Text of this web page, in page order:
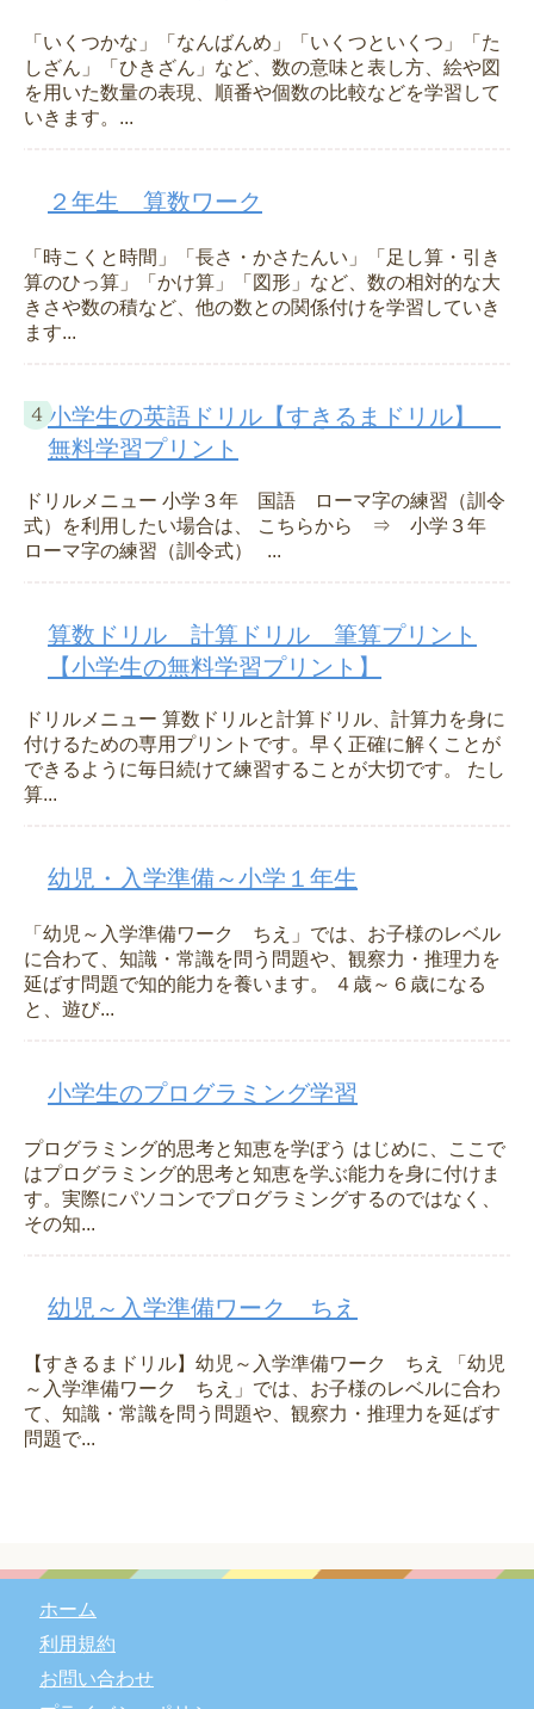
「いくつかな」「なんばんめ」「いくつといくつ」「た
しざん」「ひきざん」など、数の意味と表し方、絵や図
を用いた数量の表現、順番や個数の比較などを学習して
いきます。...
２年生 算数ワーク
「時こくと時間」「長さ・かさたんい」「足し算・引き
算のひっ算」「かけ算」「図形」など、数の相対的な大
きさや数の積など、他の数との関係付けを学習していき
ます...
小学生の英語ドリル【すきるまドリル】
無料学習プリント
ドリルメニュー 小学３年 国語 ローマ字の練習（訓令
式）を利用したい場合は、 こちらから ⇒ 小学３年
ローマ字の練習（訓令式） ...
算数ドリル 計算ドリル 筆算プリント
【小学生の無料学習プリント】
ドリルメニュー 算数ドリルと計算ドリル、計算力を身に
付けるための専用プリントです。早く正確に解くことが
できるように毎日続けて練習することが大切です。 たし
算...
幼児・入学準備～小学１年生
「幼児～入学準備ワーク ちえ」では、お子様のレベル
に合わて、知識・常識を問う問題や、観察力・推理力を
延ばす問題で知的能力を養います。 ４歳～６歳になる
と、遊び...
小学生のプログラミング学習
プログラミング的思考と知恵を学ぼう はじめに、ここで
はプログラミング的思考と知恵を学ぶ能力を身に付けま
す。実際にパソコンでプログラミングするのではなく、
その知...
幼児～入学準備ワーク ちえ
【すきるまドリル】幼児～入学準備ワーク ちえ 「幼児
～入学準備ワーク ちえ」では、お子様のレベルに合わ
て、知識・常識を問う問題や、観察力・推理力を延ばす
問題で...
ホーム
利用規約
お問い合わせ